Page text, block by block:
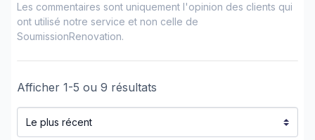
Laurentides (Deux-Montagnes)
Laurentides (Les Laurentides)
Laval
Laval
Mauricie (La Tuque)
Les commentaires sont uniquement l'opinion des clients qui
ont utilisé notre service et non celle de
SoumissionRenovation.
Afficher 1-5 ou 9 résultats